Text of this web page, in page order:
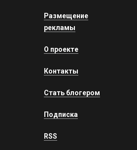
Размещение
рекламы
О проекте
Контакты
Стать блогером
Подписка
RSS